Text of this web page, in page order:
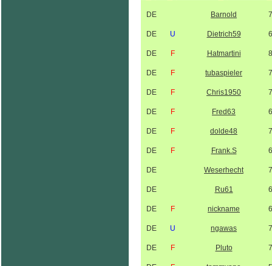
DE Barnold
DE U Dietrich59
DE F Hatmartini
DE F tubaspieler
DE F Chris1950
DE F Fred63
DE F dolde48
DE F Frank.S
DE Weserhecht
DE Ru61
DE F nickname
DE U ngawas
DE F Pluto